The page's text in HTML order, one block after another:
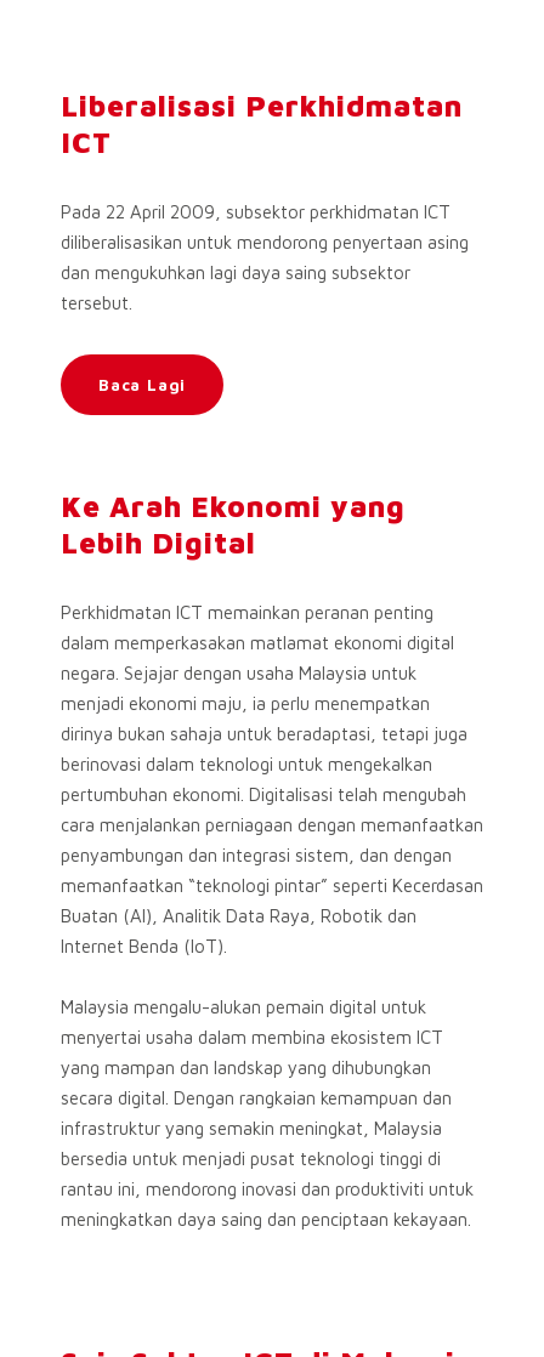
Liberalisasi Perkhidmatan
ICT
Pada 22 April 2009, subsektor perkhidmatan ICT
diliberalisasikan untuk mendorong penyertaan asing
dan mengukuhkan lagi daya saing subsektor
tersebut.
Baca Lagi
Ke Arah Ekonomi yang
Lebih Digital
Perkhidmatan ICT memainkan peranan penting
dalam memperkasakan matlamat ekonomi digital
negara. Sejajar dengan usaha Malaysia untuk
menjadi ekonomi maju, ia perlu menempatkan
dirinya bukan sahaja untuk beradaptasi, tetapi juga
berinovasi dalam teknologi untuk mengekalkan
pertumbuhan ekonomi. Digitalisasi telah mengubah
cara menjalankan perniagaan dengan memanfaatkan
penyambungan dan integrasi sistem, dan dengan
memanfaatkan “teknologi pintar” seperti Kecerdasan
Buatan (AI), Analitik Data Raya, Robotik dan
Internet Benda (IoT).
Malaysia mengalu-alukan pemain digital untuk
menyertai usaha dalam membina ekosistem ICT
yang mampan dan landskap yang dihubungkan
secara digital. Dengan rangkaian kemampuan dan
infrastruktur yang semakin meningkat, Malaysia
bersedia untuk menjadi pusat teknologi tinggi di
rantau ini, mendorong inovasi dan produktiviti untuk
meningkatkan daya saing dan penciptaan kekayaan.